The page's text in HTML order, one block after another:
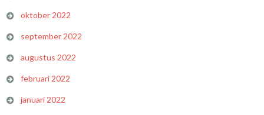
oktober 2022
september 2022
augustus 2022
februari 2022
januari 2022